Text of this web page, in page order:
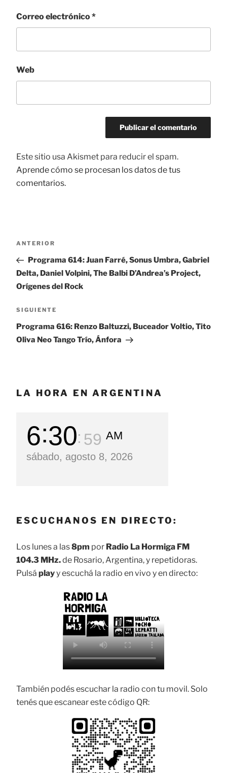
Correo electrónico*
Web
Este sitio usa Akismet para reducir el spam.
Aprende cómo se procesan los datos de tus
comentarios.
Navegación
entradas
Entrada
anterior:
ANTERIOR
Programa 614: Juan Farré, Sonus Umbra, Gabriel
Delta, Daniel Volpini, The Balbi D’Andrea’s Project,
Orígenes del Rock
Siguiente
entrada
SIGUIENTE
Programa 616: Renzo Baltuzzi, Buceador Voltio, Tito
Oliva Neo Tango Trío, Ánfora
LA HORA EN ARGENTINA
6 31 00 AM
sábado, agosto 8, 2026
ESCUCHANOS EN DIRECTO:
Los lunes a las8pm por Radio La Hormiga FM
104.3 MHz.de Rosario, Argentina, y repetidoras.
Pulsá playy escuchá la radio en vivo y en directo:
También podés escuchar la radio con tu movil. Solo
tenés que escanear este código QR: